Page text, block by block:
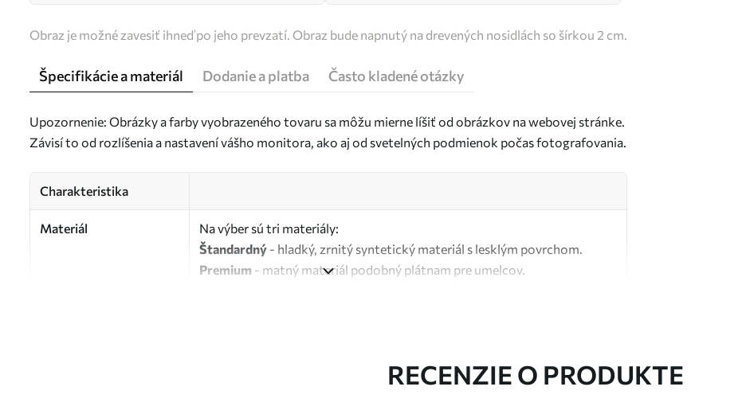
Obraz je možné zavesiť ihneď po jeho prevzatí. Obraz bude napnutý na drevených nosidlách so šírkou 2 cm.
Špecifikácie a materiál Dodanie a platba Často kladené otázky
Upozornenie: Obrázky a farby vyobrazeného tovaru sa môžu mierne líšiť od obrázkov na webovej stránke.
Závisí to od rozlíšenia a nastavení vášho monitora, ako aj od svetelných podmienok počas fotografovania.
Charakteristika
Materiál
Na výber sú tri materiály:
Štandardný - hladký, zrnitý syntetický materiál s lesklým povrchom.
Premium - matný materiál podobný plátnam pre umelcov.
RECENZIE O PRODUKTE